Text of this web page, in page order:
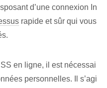
d’une connexion In
rapide et sûr qui vous
en ligne, il est nécessai
personnelles. Il s’agi